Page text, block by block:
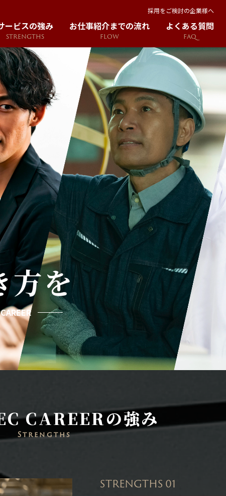
採用をご検討の企業様へ
ービスの強み
STRENGTHS
お仕事紹介までの流れ
FLOW
よくある質問
FAQ
方を
CAREERの強み
Strengths
STRENGTHS 01